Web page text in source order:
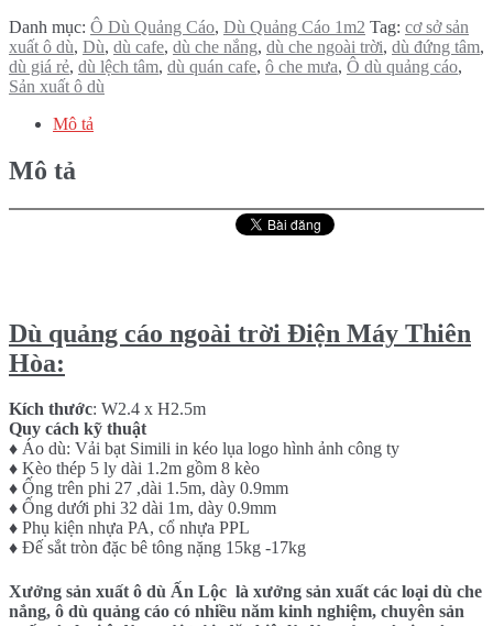
Danh mục: Ô Dù Quảng Cáo, Dù Quảng Cáo 1m2 Tag: cơ sở sản
xuất ô dù, Dù, dù cafe, dù che nắng, dù che ngoài trời, dù đứng tâm,
dù giá rẻ, dù lệch tâm, dù quán cafe, ô che mưa, Ô dù quảng cáo,
Sản xuất ô dù
Mô tả
Mô tả
Dù quảng cáo ngoài trời Điện Máy Thiên
Hòa:
Kích thước: W2.4 x H2.5m
Quy cách kỹ thuật
♦ Áo dù: Vải bạt Simili in kéo lụa logo hình ảnh công ty
♦ Kèo thép 5 ly dài 1.2m gồm 8 kèo
♦ Ống trên phi 27 ,dài 1.5m, dày 0.9mm
♦ Ống dưới phi 32 dài 1m, dày 0.9mm
♦ Phụ kiện nhựa PA, cổ nhựa PPL
♦ Đế sắt tròn đặc bê tông nặng 15kg -17kg
Xưởng sản xuất ô dù Ấn Lộc là xưởng sản xuất các loại dù che
nắng, ô dù quảng cáo có nhiều năm kinh nghiệm, chuyên sản